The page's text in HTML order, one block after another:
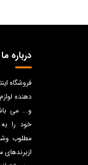
درباره ما
فروشگاه
دهنده
و... می
خود را
مطلوب
ازبرندهای